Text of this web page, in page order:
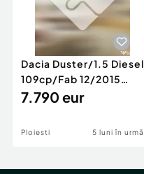
Dacia Duster/1.5 Diesel
109cp/Fab 12/2015
/Euro 5/GARANTIE 12
7.790 eur
Ploiesti 5 luni în urmă